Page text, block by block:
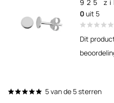
925
0uit 5
Dit
5 van de 5 sterren